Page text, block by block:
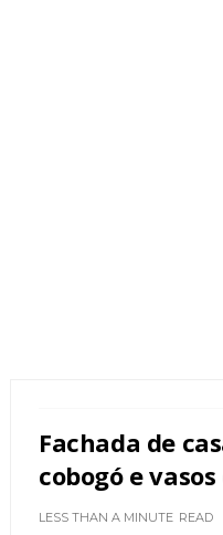
Fachada de
cobogó e
LESS THAN A MINUTE READ